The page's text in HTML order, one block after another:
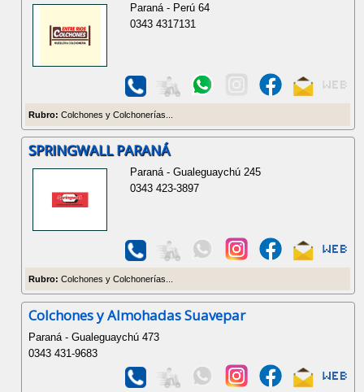
Paraná - Perú 64
0343 4317131
Rubro: Colchones y Colchonerías...
SPRINGWALL PARANÁ
Paraná - Gualeguaychú 245
0343 423-3897
Rubro: Colchones y Colchonerías...
Colchones y Almohadas Suavepar
Paraná - Gualeguaychú 473
0343 431-9683